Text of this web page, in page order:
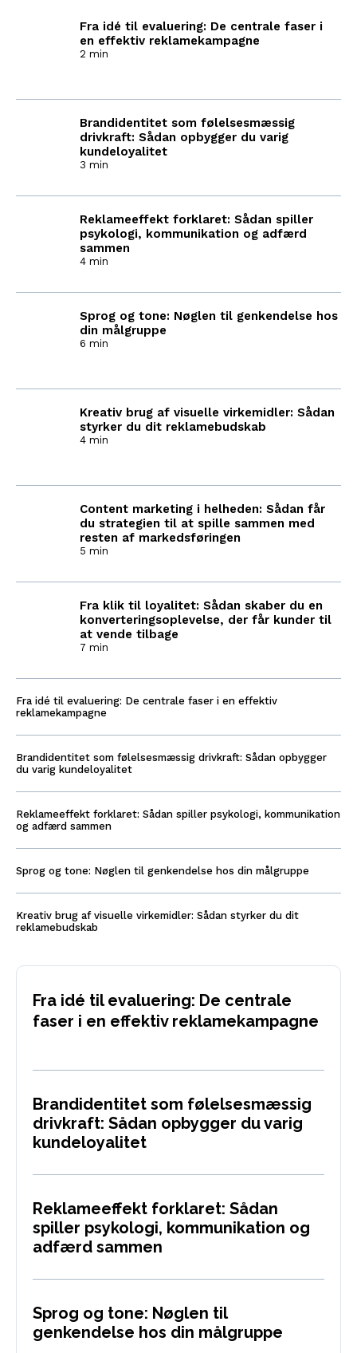
Fra idé til evaluering: De centrale faser i
en effektiv reklamekampagne
2 min
Brandidentitet som følelsesmæssig
drivkraft: Sådan opbygger du varig
kundeloyalitet
3 min
Reklameeffekt forklaret: Sådan spiller
psykologi, kommunikation og adfærd
sammen
4 min
Sprog og tone: Nøglen til genkendelse hos
din målgruppe
6 min
Kreativ brug af visuelle virkemidler: Sådan
styrker du dit reklamebudskab
4 min
Content marketing i helheden: Sådan får
du strategien til at spille sammen med
resten af markedsføringen
5 min
Fra klik til loyalitet: Sådan skaber du en
konverteringsoplevelse, der får kunder til
at vende tilbage
7 min
Fra idé til evaluering: De centrale faser i en effektiv
reklamekampagne
Brandidentitet som følelsesmæssig drivkraft: Sådan opbygger
du varig kundeloyalitet
Reklameeffekt forklaret: Sådan spiller psykologi, kommunikation
og adfærd sammen
Sprog og tone: Nøglen til genkendelse hos din målgruppe
Kreativ brug af visuelle virkemidler: Sådan styrker du dit
reklamebudskab
Fra idé til evaluering: De centrale
faser i en effektiv reklamekampagne
Brandidentitet som følelsesmæssig
drivkraft: Sådan opbygger du varig
kundeloyalitet
Reklameeffekt forklaret: Sådan
spiller psykologi, kommunikation og
adfærd sammen
Sprog og tone: Nøglen til
genkendelse hos din målgruppe